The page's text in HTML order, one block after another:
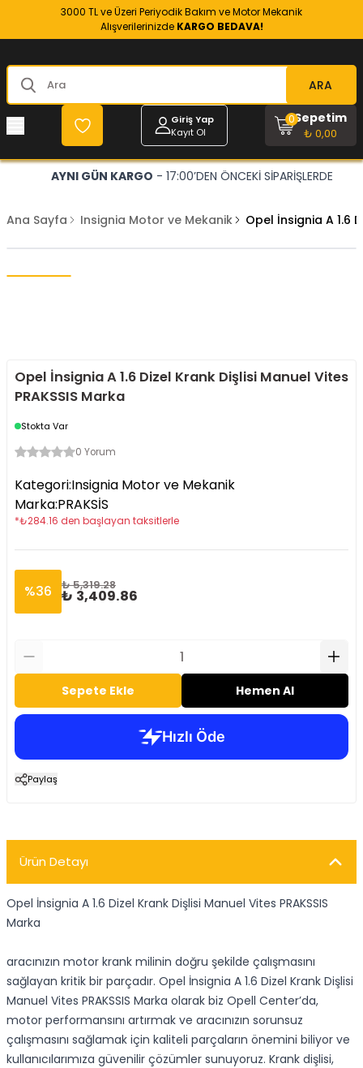
3000 TL ve Üzeri Periyodik Bakım ve Motor Mekanik
Alışverilerinizde KARGO BEDAVA!
ARA
Giriş Yap
Kayıt Ol
Sepetim
₺ 0,00
0
AYNI GÜN KARGO - 17:00’DEN ÖNCEKİ SİPARİŞLERDE
Ana Sayfa Insignia Motor ve Mekanik Opel İnsignia A 1.6
Opel İnsignia A 1.6 Dizel Krank Dişlisi Manuel Vites
PRAKSSIS Marka
Stokta Var
0 Yorum
Kategori:Insignia Motor ve Mekanik
Marka:PRAKSİS
*₺284.16 den başlayan taksitlerle
%36 ₺ 5,319.28
₺ 3,409.86
Sepete Ekle Hemen Al
Paylaş
Ürün Detayı
Opel İnsignia A 1.6 Dizel Krank Dişlisi Manuel Vites PRAKSSIS
Marka
aracınızın motor krank milinin doğru şekilde çalışmasını
sağlayan kritik bir parçadır. Opel İnsignia A 1.6 Dizel Krank Dişlisi
Manuel Vites PRAKSSIS Marka olarak biz Opell Center’da,
motor performansını artırmak ve aracınızın sorunsuz
çalışmasını sağlamak için kaliteli parçaların önemini biliyor ve
kullanıcılarımıza güvenilir çözümler sunuyoruz. Krank dişlisi,